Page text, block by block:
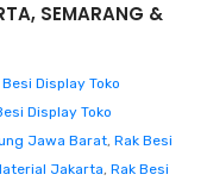
SEMARANG &
Besi Display Toko
Display Toko
Jawa Barat, Rak Besi
Jakarta, Rak Besi